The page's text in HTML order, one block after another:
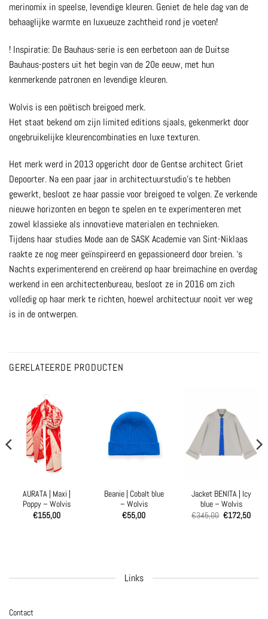
merinomix in speelse, levendige kleuren. Geniet de hele dag van de
behaaglijke warmte en luxueuze zachtheid rond je voeten!
! Inspiratie: De Bauhaus-serie is een eerbetoon aan de Duitse
Bauhaus-posters uit het begin van de 20e eeuw, met hun
kenmerkende patronen en levendige kleuren.
Wolvis is een poëtisch breigoed merk.
Het staat bekend om zijn limited editions sjaals, gekenmerkt door
ongebruikelijke kleurencombinaties en luxe texturen.
Het merk werd in 2013 opgericht door de Gentse architect Griet
Depoorter. Na een paar jaar in architectuurstudio’s te hebben
gewerkt, besloot ze haar passie voor breigoed te volgen. Ze verkende
nieuwe horizonten en begon te spelen en te experimenteren met
zowel klassieke als innovatieve materialen en technieken.
Tijdens haar studies Mode aan de SASK Academie van Sint-Niklaas
raakte ze nog meer geïnspireerd en gepassioneerd door breien. ‘s
Nachts experimenterend en creërend op haar breimachine en overdag
werkend in een architectenbureau, besloot ze in 2016 om zich
volledig op haar merk te richten, hoewel architectuur nooit ver weg
is in de ontwerpen.
GERELATEERDE PRODUCTEN
AURATA | Maxi |
Poppy – Wolvis
€155,00
Beanie | Cobalt blue
– Wolvis
€55,00
Jacket BENITA | Icy
blue – Wolvis
€345,00 €172,50
Links
Contact